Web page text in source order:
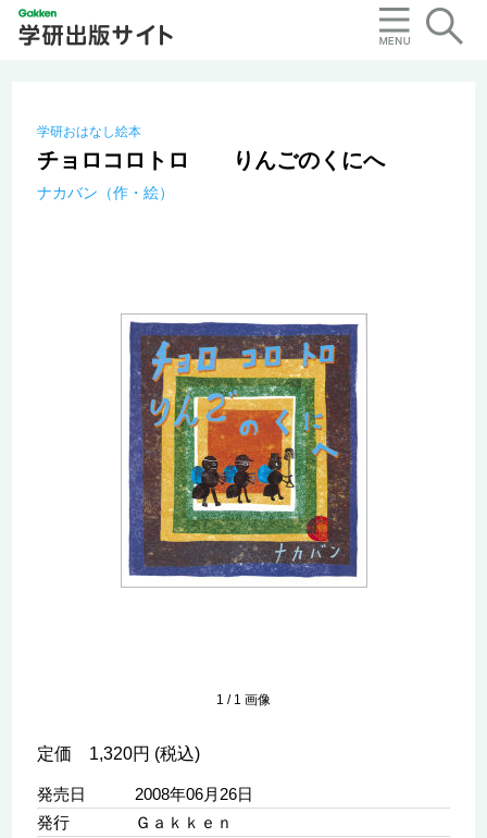
学研おはなし絵本
チョロコロトロ りんごのくにへ
ナカバン（作・絵）
1 / 1 画像
定価 1,320円 (税込)
発売日
2008年06月26日
発行
Ｇａｋｋｅｎ